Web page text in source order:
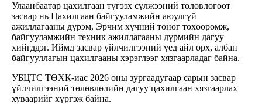
Улаанбаатар цахилгаан түгээх сүлжээний төлөвлөгөөт
засвар нь Цахилгаан байгууламжийн аюулгүй
ажиллагааны дүрэм, Эрчим хүчний тоног төхөөрөмж,
байгууламжийн техник ажиллагааны дүрмийн дагуу
хийгддэг. Иймд засвар үйлчилгээний үед айл өрх, албан
байгууллагын цахилгааны хэрэглээг хязгаарладаг байна.
УБЦТС ТӨХК-иас 2026 оны зургаадугаар сарын засвар
үйлчилгээний төлөвлөлийн дагуу цахилгаан хязгаарлах
хуваарийг хүргэж байна.